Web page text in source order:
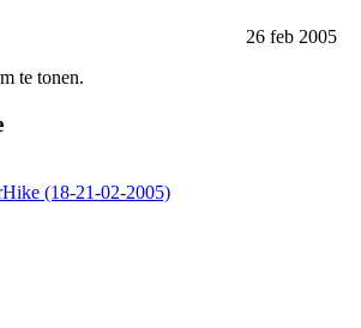
26 feb 2005
te tonen.
(18-21-02-2005)